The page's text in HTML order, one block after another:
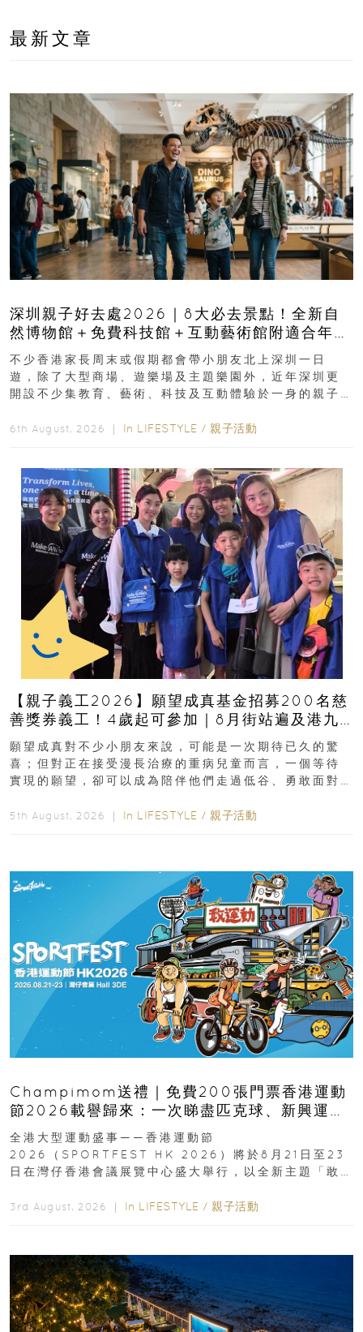
最新文章
深圳親子好去處2026｜8大必去景點！全新自
然博物館＋免費科技館＋互動藝術館附適合年
齡、交通、門票、開放時間
不少香港家長周末或假期都會帶小朋友北上深圳一日
遊，除了大型商場、遊樂場及主題樂園外，近年深圳更
開設不少集教育、藝術、科技及互動體驗於一身的親子
6th August, 2026 ｜ In LIFESTYLE / 親子活動
【親子義工2026】願望成真基金招募200名慈
善獎券義工！4歲起可參加｜8月街站遍及港九
新界
願望成真對不少小朋友來說，可能是一次期待已久的驚
喜；但對正在接受漫長治療的重病兒童而言，一個等待
實現的願望，卻可以成為陪伴他們走過低谷、勇敢面對
5th August, 2026 ｜ In LIFESTYLE / 親子活動
Champimom送禮｜免費200張門票香港運動
節2026載譽歸來：一次睇盡匹克球、新興運
動、街舞比賽＋逾百運動品牌展覽
全港大型運動盛事——香港運動節
2026（SPORTFEST HK 2026）將於8月21日至23
日在灣仔香港會議展覽中心盛大舉行，以全新主題「敢
3rd August, 2026 ｜ In LIFESTYLE / 親子活動